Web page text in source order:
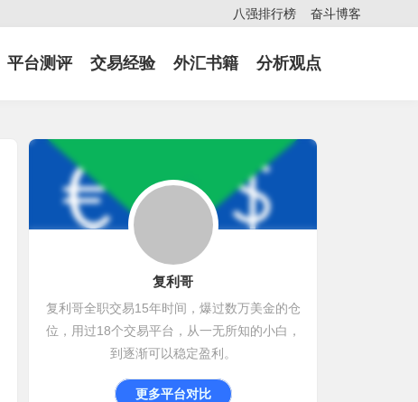
八强排行榜 奋斗博客
平台测评 交易经验 外汇书籍 分析观点
复利哥
复利哥全职交易15年时间，爆过数万美金的仓
位，用过18个交易平台，从一无所知的小白，
到逐渐可以稳定盈利。
更多平台对比